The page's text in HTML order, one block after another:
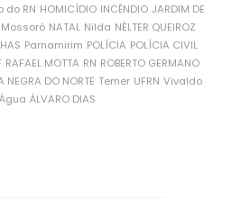
do RN HOMICÍDIO INCÊNDIO JARDIM DE
Mossoró NATAL Nilda NÉLTER QUEIROZ
Parnamirim POLÍCIA POLÍCIA CIVIL
RAFAEL MOTTA RN ROBERTO GERMANO
NEGRA DO NORTE Temer UFRN Vivaldo
Água ÁLVARO DIAS